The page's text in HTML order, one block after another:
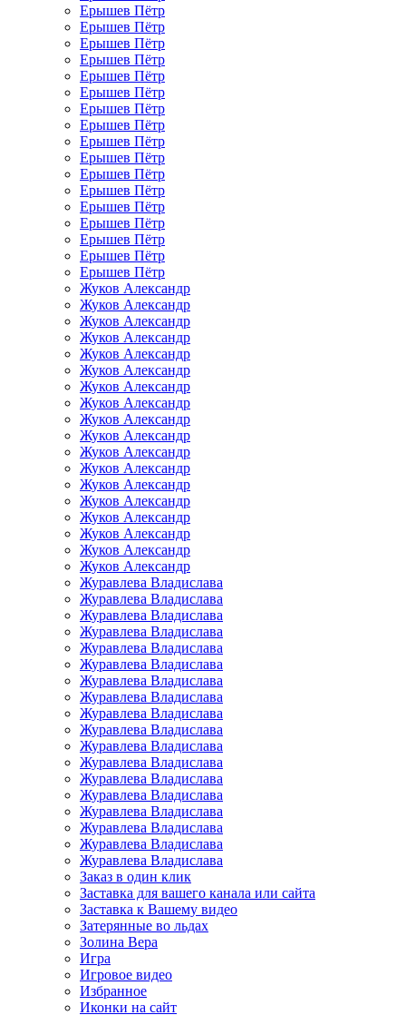
Ерышев Пётр
Ерышев Пётр
Ерышев Пётр
Ерышев Пётр
Ерышев Пётр
Ерышев Пётр
Ерышев Пётр
Ерышев Пётр
Ерышев Пётр
Ерышев Пётр
Ерышев Пётр
Ерышев Пётр
Ерышев Пётр
Ерышев Пётр
Ерышев Пётр
Ерышев Пётр
Ерышев Пётр
Жуков Александр
Жуков Александр
Жуков Александр
Жуков Александр
Жуков Александр
Жуков Александр
Жуков Александр
Жуков Александр
Жуков Александр
Жуков Александр
Жуков Александр
Жуков Александр
Жуков Александр
Жуков Александр
Жуков Александр
Жуков Александр
Жуков Александр
Жуков Александр
Журавлева Владислава
Журавлева Владислава
Журавлева Владислава
Журавлева Владислава
Журавлева Владислава
Журавлева Владислава
Журавлева Владислава
Журавлева Владислава
Журавлева Владислава
Журавлева Владислава
Журавлева Владислава
Журавлева Владислава
Журавлева Владислава
Журавлева Владислава
Журавлева Владислава
Журавлева Владислава
Журавлева Владислава
Журавлева Владислава
Заказ в один клик
Заставка для вашего канала или сайта
Заставка к Вашему видео
Затерянные во льдах
Золина Вера
Игра
Игровое видео
Избранное
Иконки на сайт